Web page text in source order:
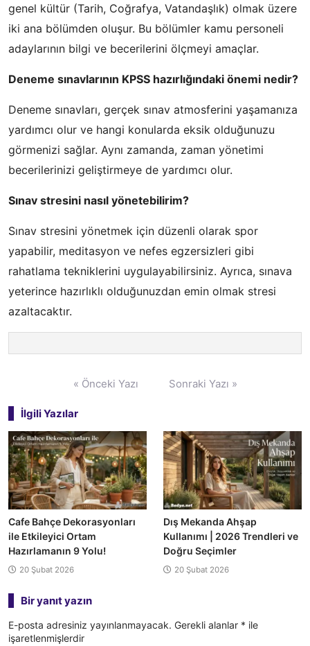
genel kültür (Tarih, Coğrafya, Vatandaşlık) olmak üzere
iki ana bölümden oluşur. Bu bölümler kamu personeli
adaylarının bilgi ve becerilerini ölçmeyi amaçlar.
Deneme sınavlarının KPSS hazırlığındaki önemi nedir?
Deneme sınavları, gerçek sınav atmosferini yaşamanıza
yardımcı olur ve hangi konularda eksik olduğunuzu
görmenizi sağlar. Aynı zamanda, zaman yönetimi
becerilerinizi geliştirmeye de yardımcı olur.
Sınav stresini nasıl yönetebilirim?
Sınav stresini yönetmek için düzenli olarak spor
yapabilir, meditasyon ve nefes egzersizleri gibi
rahatlama tekniklerini uygulayabilirsiniz. Ayrıca, sınava
yeterince hazırlıklı olduğunuzdan emin olmak stresi
azaltacaktır.
« Önceki Yazı Sonraki Yazı »
İlgili Yazılar
Cafe Bahçe Dekorasyonları
ile Etkileyici Ortam
Hazırlamanın 9 Yolu!
20 Şubat 2026
Dış Mekanda Ahşap
Kullanımı | 2026 Trendleri ve
Doğru Seçimler
20 Şubat 2026
Bir yanıt yazın
E-posta adresiniz yayınlanmayacak. Gerekli alanlar * ile
işaretlenmişlerdir